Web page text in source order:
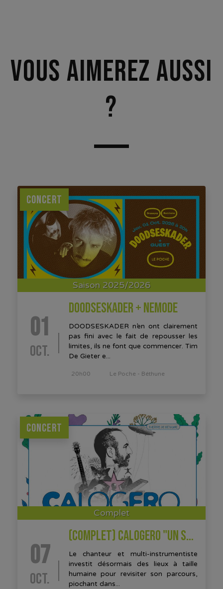
Vous aimerez aussi
?
Saison 2025/2026
01
OCT.
DOODSESKADER + NEMODE
DOODSESKADER n’en ont clairement
pas fini avec le fait de repousser les
limites, ils ne font que commencer. Tim
De Gieter e...
20h00 Le Poche - Béthune
CONCERT
Complet
07
OCT.
(COMPLET) CALOGERO "UN SOIR DANS LES THEATRES"
Le chanteur et multi-instrumentiste
investit désormais des lieux à taille
humaine pour revisiter son parcours,
piochant dans...
CONCERT